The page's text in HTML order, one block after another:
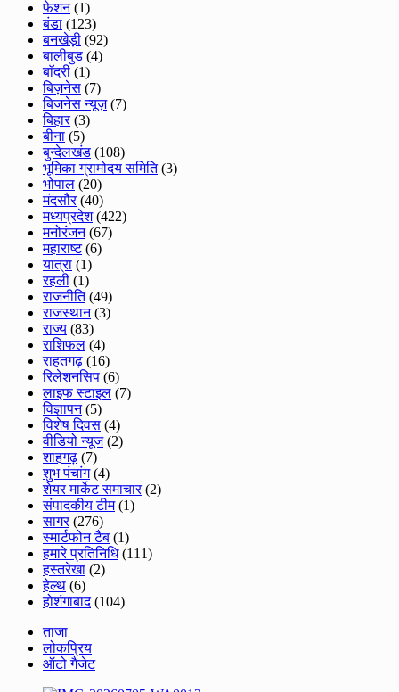
फेशन(1)
बंडा (123)
बनखेड़ी (92)
बालीबुड (4)
बाॅदरी (1)
बिज़नेस (7)
बिजनेस न्यूज़(7)
बिहार(3)
बीना (5)
बुन्देलखंड (108)
भूमिका ग्रामोदय समिति(3)
भोपाल (20)
मंदसौर(40)
मध्यप्रदेश(422)
मनोरंजन(67)
महाराष्ट(6)
यात्रा (1)
रहली (1)
राजनीति(49)
राजस्थान(3)
राज्य (83)
राशिफल (4)
राहतगढ़ (16)
रिलेशनसिप (6)
लाइफ स्टाइल (7)
विज्ञापन(5)
विशेष दिवस (4)
वीडियो न्यूज(2)
शाहगढ़ (7)
शुभ पंचांग(4)
शेयर मार्केट समाचार(2)
संपादकीय टीम(1)
सागर(276)
स्मार्टफोन टैब (1)
हमारे प्रतिनिधि(111)
हस्तरेखा (2)
हेल्थ (6)
होशंगाबाद(104)
ताजा
लोकप्रिय
ऑटो गैजेट